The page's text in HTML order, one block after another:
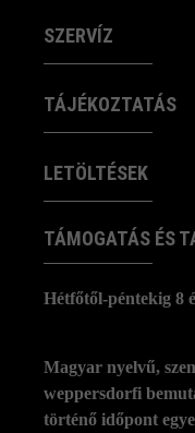
SZERVÍZ
TÁJÉKOZTATÁS
LETÖLTÉSEK
TÁMOGATÁS ÉS
Hétfőtől-péntekig 8
Magyar nyelvű,
weppersdorfi
történő időpont